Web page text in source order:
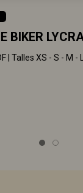
BIKER
| Talles XS - S - M -